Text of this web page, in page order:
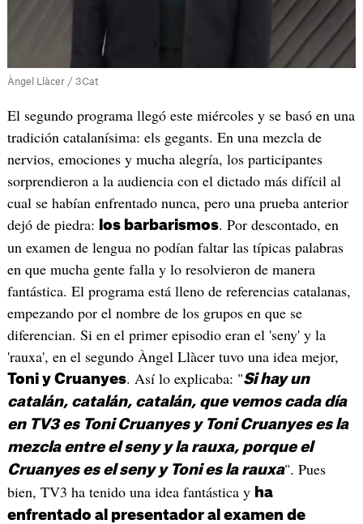
Àngel Llàcer / 3Cat
El segundo programa llegó este miércoles y se basó en una
tradición catalanísima: els gegants. En una mezcla de
nervios, emociones y mucha alegría, los participantes
sorprendieron a la audiencia con el dictado más difícil al
cual se habían enfrentado nunca, pero una prueba anterior
dejó de piedra:
los barbarismos. Por descontado, en
un examen de lengua no podían faltar las típicas palabras
en que mucha gente falla y lo resolvieron de manera
fantástica. El programa está lleno de referencias catalanas,
empezando por el nombre de los grupos en que se
diferencian. Si en el primer episodio eran el 'seny' y la
'rauxa', en el segundo Àngel Llàcer tuvo una idea mejor,
Toni y Cruanyes. Así lo explicaba: "Si hay un
catalán, catalán, catalán, que vemos cada día
en TV3 es Toni Cruanyes y Toni Cruanyes es la
mezcla entre el seny y la rauxa, porque el
Cruanyes es el seny y Toni es la rauxa". Pues
bien, TV3 ha tenido una idea fantástica y ha
enfrentado al presentador al examen de